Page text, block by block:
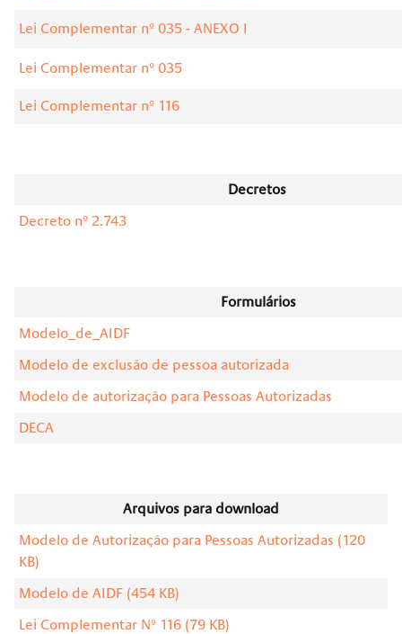
Lei Complementar nº 035 - ANEXO I
Lei Complementar nº 035
Lei Complementar nº 116
Decretos
Decreto nº 2.743
Formulários
Modelo_de_AIDF
Modelo de exclusão de pessoa autorizada
Modelo de autorização para Pessoas Autorizadas
DECA
Arquivos para download
Modelo de Autorização para Pessoas Autorizadas (120
KB)
Modelo de AIDF (454 KB)
Lei Complementar Nº 116 (79 KB)